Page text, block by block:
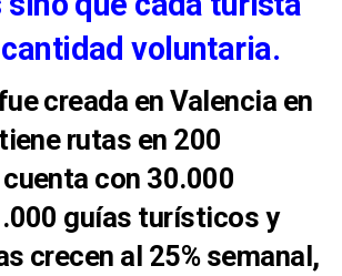
voluntaria.
creada en Valencia en
rutas en 200
con 30.000
guías turísticos y
crecen al 25% semanal,